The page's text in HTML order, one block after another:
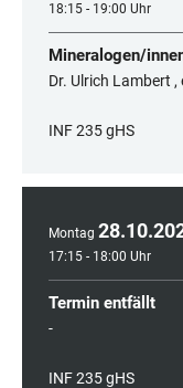
18:15 - 19:00 Uhr
Mineralogen/
Dr. Ulrich Lambert
INF 235 gHS
Montag 28.10.
17:15 - 18:00 Uhr
Termin entfällt
-
INF 235 gHS